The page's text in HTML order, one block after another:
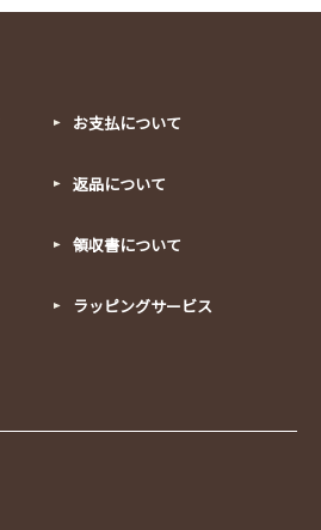
お支払について
返品について
領収書について
ラッピングサービス